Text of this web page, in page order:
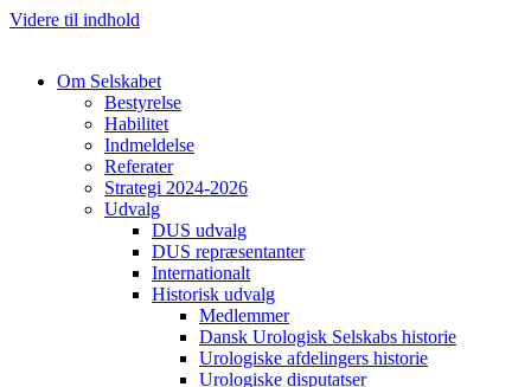
Videre til indhold
Om Selskabet
Bestyrelse
Habilitet
Indmeldelse
Referater
Strategi 2024-2026
Udvalg
DUS udvalg
DUS repræsentanter
Internationalt
Historisk udvalg
Medlemmer
Dansk Urologisk Selskabs historie
Urologiske afdelingers historie
Urologiske disputatser